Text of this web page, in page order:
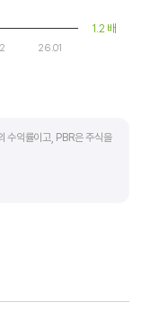
26.01
1.2 배
수익률이고, PBR은 주식을
산합니다. 동종 산업 내